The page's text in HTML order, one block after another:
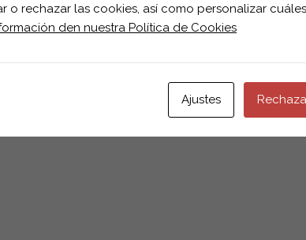
o rechazar las cookies, así como personalizar
den nuestra Política de Cookies
Ajustes